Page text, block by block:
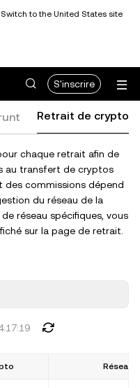
to the United States site
S'inscrire
Retrait de crypto
chaque retrait afin de
au transfert de cryptos
des commissions dépend
du réseau de la
réseau spécifiques, vous
sur la page de retrait.
Réseau